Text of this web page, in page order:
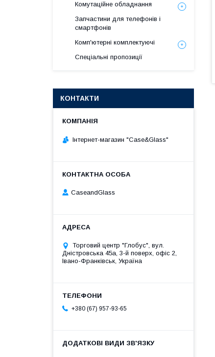
Комутаційне обладнання
Запчастини для телефонів і
смартфонів
Комп'ютерні комплектуючі
Спеціальні пропозиції
КОНТАКТИ
Інтернет-магазин "Case&Glass"
CaseandGlass
Торговий центр "Глобус", вул.
Дністровська 45а, 3-й поверх, офіс 2,
Івано-Франківськ, Україна
+380 (67) 957-93-65